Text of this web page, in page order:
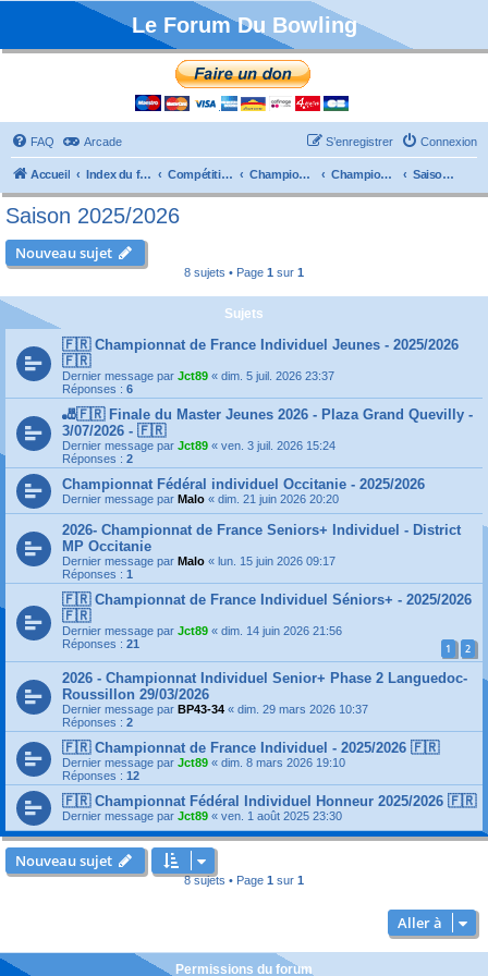
Le Forum Du Bowling
FAQ Arcade Connexion
S’enregistrer
Accueil Index du forum Compétitions Championnats de France Championnat Individuels Saison 2025/2026
Saison 2025/2026
Nouveau sujet
8 sujets • Page 1 sur 1
Sujets
🇫🇷 Championnat de France Individuel Jeunes - 2025/2026
🇫🇷
Dernier message par Jct89 « dim. 5 juil. 2026 23:37
Réponses : 6
🎳🇫🇷 Finale du Master Jeunes 2026 - Plaza Grand Quevilly -
3/07/2026 - 🇫🇷
Dernier message par Jct89 « ven. 3 juil. 2026 15:24
Réponses : 2
Championnat Fédéral individuel Occitanie - 2025/2026
Dernier message par Malo « dim. 21 juin 2026 20:20
2026- Championnat de France Seniors+ Individuel - District
MP Occitanie
Dernier message par Malo « lun. 15 juin 2026 09:17
Réponses : 1
🇫🇷 Championnat de France Individuel Séniors+ - 2025/2026
🇫🇷
Dernier message par Jct89 « dim. 14 juin 2026 21:56
Réponses : 21 1 2
2026 - Championnat Individuel Senior+ Phase 2 Languedoc-
Roussillon 29/03/2026
Dernier message par BP43-34 « dim. 29 mars 2026 10:37
Réponses : 2
🇫🇷 Championnat de France Individuel - 2025/2026 🇫🇷
Dernier message par Jct89 « dim. 8 mars 2026 19:10
Réponses : 12
🇫🇷 Championnat Fédéral Individuel Honneur 2025/2026 🇫🇷
Dernier message par Jct89 « ven. 1 août 2025 23:30
Nouveau sujet
8 sujets • Page 1 sur 1
Aller à
Permissions du forum